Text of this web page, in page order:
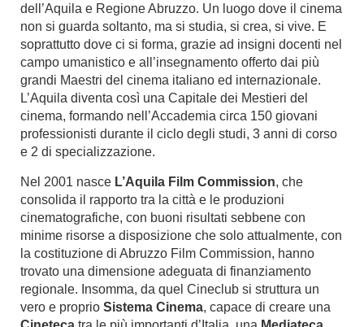
dell’Aquila e Regione Abruzzo. Un luogo dove il cinema
non si guarda soltanto, ma si studia, si crea, si vive. E
soprattutto dove ci si forma, grazie ad insigni docenti nel
campo umanistico e all’insegnamento offerto dai più
grandi Maestri del cinema italiano ed internazionale.
L’Aquila diventa così una Capitale dei Mestieri del
cinema, formando nell’Accademia circa 150 giovani
professionisti durante il ciclo degli studi, 3 anni di corso
e 2 di specializzazione.
Nel 2001 nasce L’Aquila Film Commission, che
consolida il rapporto tra la città e le produzioni
cinematografiche, con buoni risultati sebbene con
minime risorse a disposizione che solo attualmente, con
la costituzione di Abruzzo Film Commission, hanno
trovato una dimensione adeguata di finanziamento
regionale. Insomma, da quel Cineclub si struttura un
vero e proprio Sistema Cinema, capace di creare una